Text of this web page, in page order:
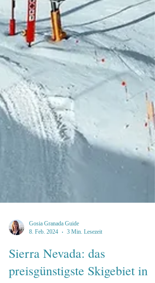
8. Feb. 2024
3 Min. Lesezeit
Sierra Nevada: das